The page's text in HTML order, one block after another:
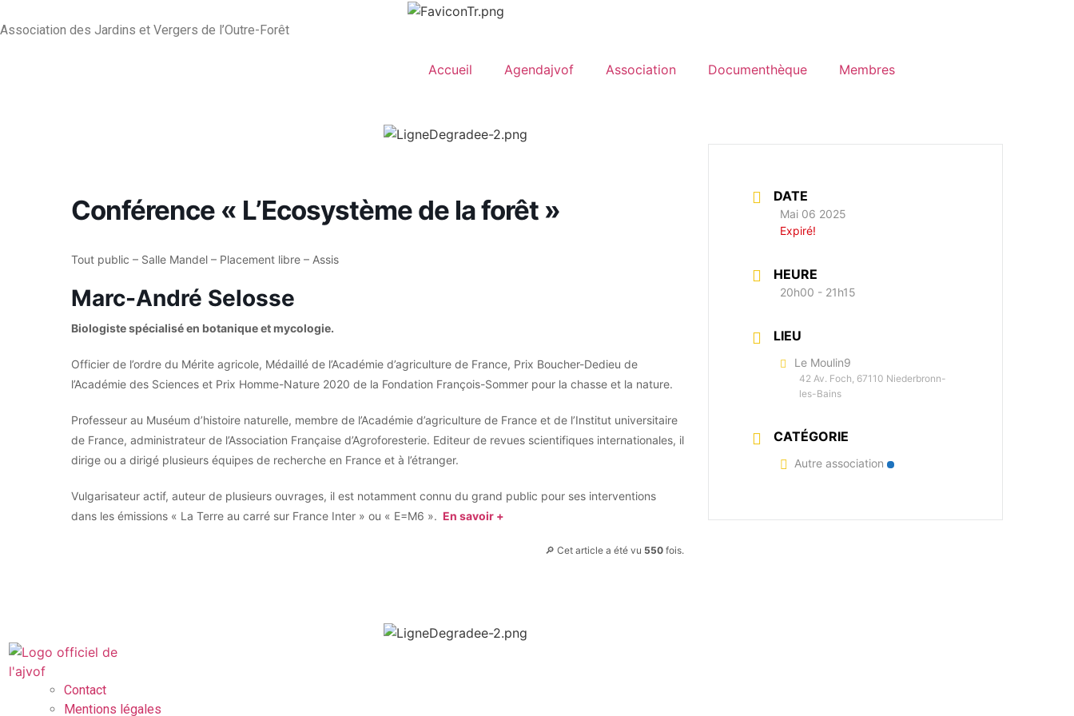
Association des Jardins et Vergers de l’Outre-Forêt
Accueil Agendajvof Association Documenthèque Membres
Conférence « L’Ecosystème de la forêt »
Tout public – Salle Mandel – Placement libre – Assis
Marc-André Selosse
Biologiste spécialisé en botanique et mycologie.
Officier de l’ordre du Mérite agricole, Médaillé de l’Académie d’agriculture de France, Prix Boucher-Dedieu de
l’Académie des Sciences et Prix Homme-Nature 2020 de la Fondation François-Sommer pour la chasse et la nature.
Professeur au Muséum d’histoire naturelle, membre de l’Académie d’agriculture de France et de l’Institut universitaire
de France, administrateur de l’Association Française d’Agroforesterie. Editeur de revues scientifiques internationales, il
dirige ou a dirigé plusieurs équipes de recherche en France et à l’étranger.
Vulgarisateur actif, auteur de plusieurs ouvrages, il est notamment connu du grand public pour ses interventions
dans les émissions « La Terre au carré sur France Inter » ou « E=M6 ». En savoir +
🔎 Cet article a été vu 550 fois.
DATE
Mai 06 2025
Expiré!
HEURE
20h00 - 21h15
LIEU
Le Moulin9
42 Av. Foch, 67110 Niederbronn-
les-Bains
CATÉGORIE
Autre association
Contact
Mentions légales